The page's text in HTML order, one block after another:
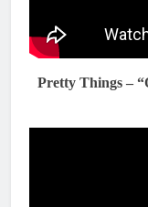
Pretty Things –